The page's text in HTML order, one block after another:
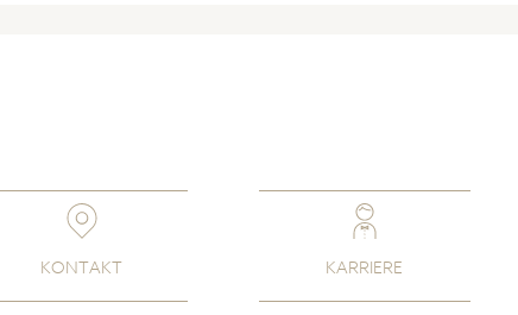
KONTAKT KARRIERE